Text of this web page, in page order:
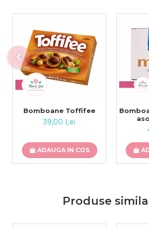
Bomboane Toffifee
39,00 Lei
ADAUGA IN COS
Produse